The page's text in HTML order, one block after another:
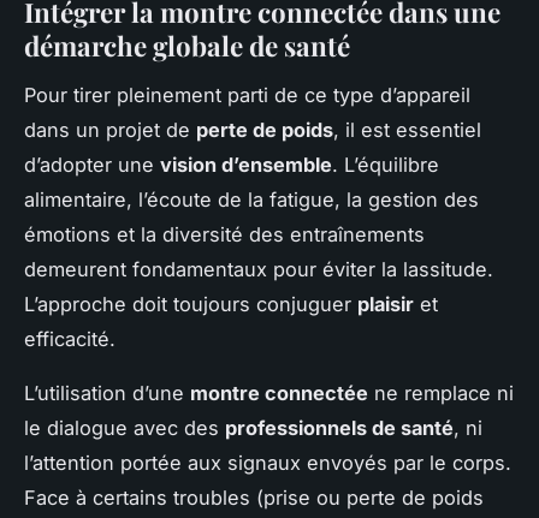
Intégrer la montre connectée dans une
démarche globale de santé
Pour tirer pleinement parti de ce type d’appareil
dans un projet de perte de poids, il est essentiel
d’adopter une vision d’ensemble. L’équilibre
alimentaire, l’écoute de la fatigue, la gestion des
émotions et la diversité des entraînements
demeurent fondamentaux pour éviter la lassitude.
L’approche doit toujours conjuguer plaisir et
efficacité.
L’utilisation d’une montre connectée ne remplace ni
le dialogue avec des professionnels de santé, ni
l’attention portée aux signaux envoyés par le corps.
Face à certains troubles (prise ou perte de poids